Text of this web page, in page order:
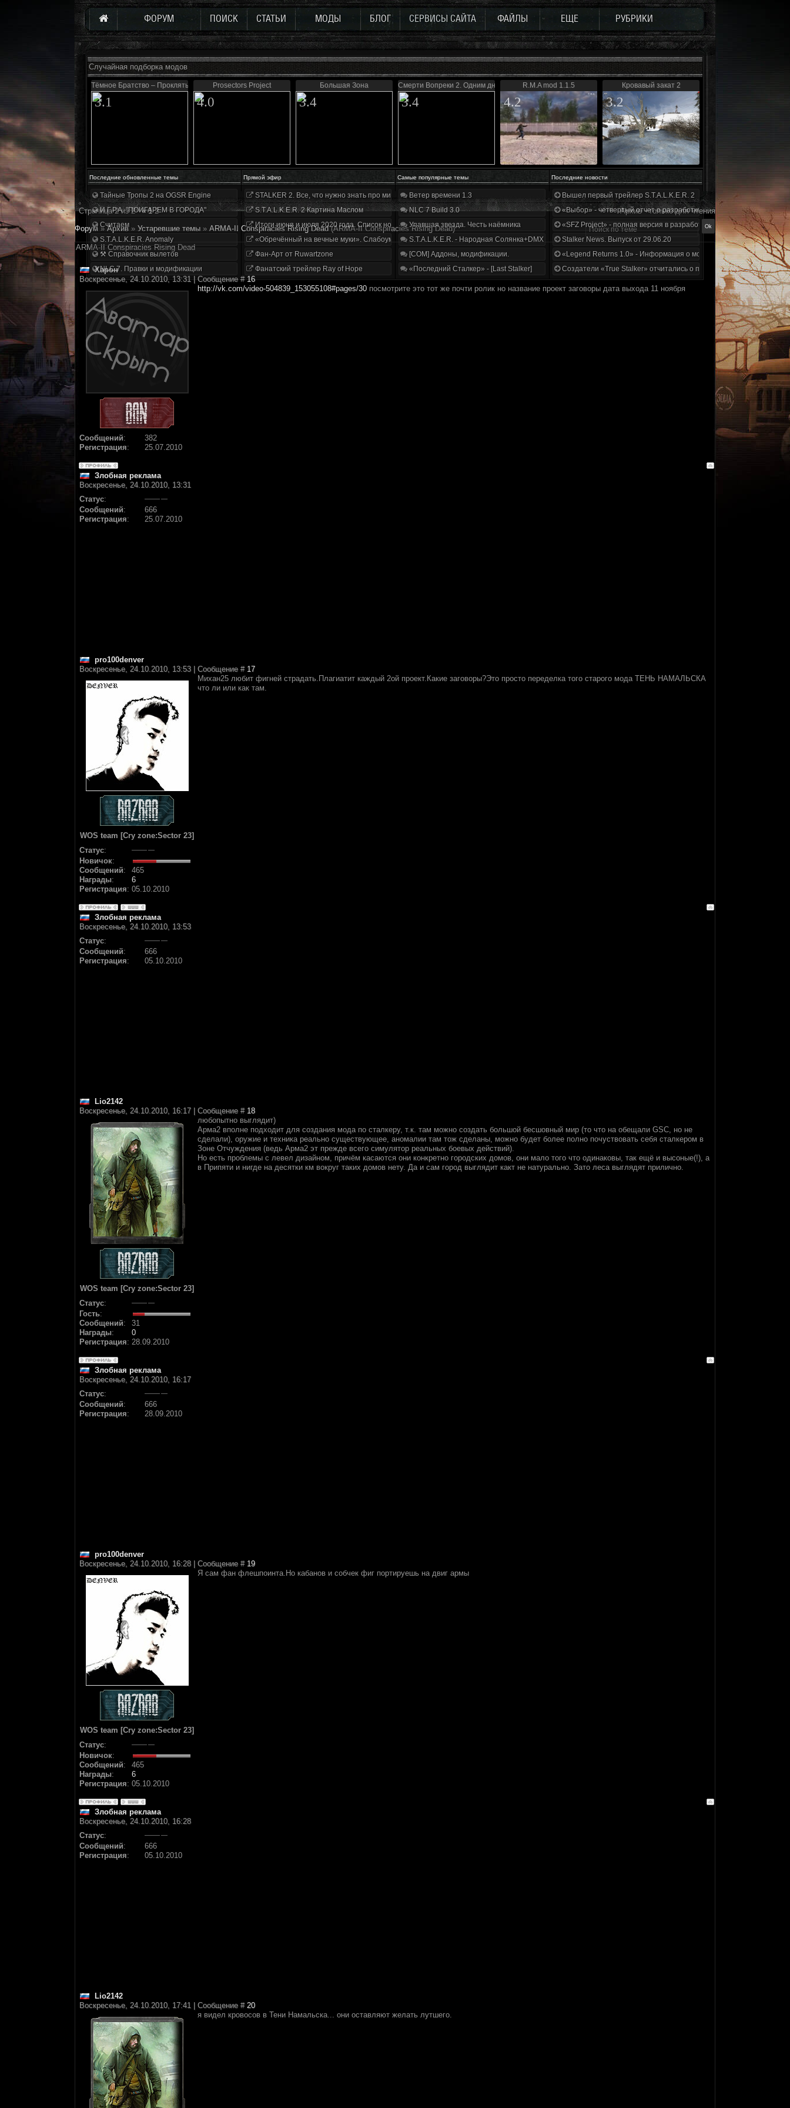
ФОРУМ ПОИСК СТАТЬИ МОДЫ БЛОГ СЕРВИСЫ САЙТА ФАЙЛЫ ЕЩЕ РУБРИКИ
Случайная подборка модов
Тёмное Братство – Проклятые Зоной
3.1
Prosectors Project
4.0
Большая Зона
3.4
Смерти Вопреки 2. Одним днем живу
3.4
R.M.A mod 1.1.5
4.2
Кровавый закат 2
3.2
Последние обновленные темы Прямой эфир Самые популярные темы Последние новости
Тайные Тропы 2 на OGSR Engine
И.Г.Р.А. "ПОИГАРЕМ В ГОРОДА"
Считаем
S.T.A.L.K.E.R. Anomaly
⚒ Справочник вылетов
NLC 7. Правки и модификации
STALKER 2. Все, что нужно знать про мир, геймплей и сюжет | Разбор трейлера
S.T.A.L.K.E.R. 2 Картина Маслом
Итоги июня и июля 2020 года. Список нововведений
«Обречённый на вечные муки». Слабоумие и отвага
Фан-Арт от Ruwartzone
Фанатский трейлер Ray of Hope
Ветер времени 1.3
NLC 7 Build 3.0
Упавшая звезда. Честь наёмника
S.T.A.L.K.E.R. - Народная Солянка+DMX 1.3.5.ООП.МА.К.
[COM] Аддоны, модификации.
«Последний Сталкер» - [Last Stalker]
Вышел первый трейлер S.T.A.L.K.E.R. 2
«Выбор» - четвертый отчет о разработке!
«SFZ Project» - полная версия в разработке!
Stalker News. Выпуск от 29.06.20
«Legend Returns 1.0» - Информация о моде за июнь 2020
Создатели «True Stalker» отчитались о проделанной работе
Страница2из2 « 1 2
Архив - только для чтения
Форум » Архив » Устаревшие темы » ARMA-II Conspiracies Rising Dead (ARMA-II Conspiracies Rising Dead)
ARMA-II Conspiracies Rising Dead
Харон
Воскресенье, 24.10.2010, 13:31 | Сообщение #16
Сообщений:
382
Регистрация: 25.07.2010
http://vk.com/video-504839_153055108#pages/30 посмотрите это тот же почти ролик но название проект заговоры дата выхода 11 ноября
Злобная реклама
Воскресенье, 24.10.2010, 13:31
Статус:
Сообщений:
666
Регистрация: 25.07.2010
pro100denver
Воскресенье, 24.10.2010, 13:53 | Сообщение # 17
WOS team [Cry zone:Sector 23]
Статус:
Новичок:
Сообщений:
465
Награды:
6
Регистрация: 05.10.2010
Михан25 любит фигней страдать.Плагиатит каждый 2ой проект.Какие заговоры?Это просто переделка того старого мода ТЕНЬ НАМАЛЬСКА
что ли или как там.
Злобная реклама
Воскресенье, 24.10.2010, 13:53
Статус:
Сообщений:
666
Регистрация: 05.10.2010
Lio2142
Воскресенье, 24.10.2010, 16:17 | Сообщение # 18
WOS team [Cry zone:Sector 23]
Статус:
Гость:
Сообщений:
31
Награды:
0
Регистрация: 28.09.2010
любопытно выглядит)
Арма2 вполне подходит для создания мода по сталкеру, т.к. там можно создать большой бесшовный мир (то что на обещали GSC, но не
сделали), оружие и техника реально существующее, аномалии там тож сделаны, можно будет более полно почуствовать себя сталкером в
Зоне Отчуждения (ведь Арма2 эт прежде всего симулятор реальных боевых действий).
Но есть проблемы с левел дизайном, причём касаются они конкретно городских домов, они мало того что одинаковы, так ещё и высоные(!), а
в Припяти и нигде на десятки км вокруг таких домов нету. Да и сам город выглядит какт не натурально. Зато леса выглядят прилично.
Злобная реклама
Воскресенье, 24.10.2010, 16:17
Статус:
Сообщений:
666
Регистрация: 28.09.2010
pro100denver
Воскресенье, 24.10.2010, 16:28 | Сообщение # 19
WOS team [Cry zone:Sector 23]
Статус:
Новичок:
Сообщений:
465
Награды:
6
Регистрация: 05.10.2010
Я сам фан флешпоинта.Но кабанов и собчек фиг портируешь на двиг армы
Злобная реклама
Воскресенье, 24.10.2010, 16:28
Статус:
Сообщений:
666
Регистрация: 05.10.2010
Lio2142
Воскресенье, 24.10.2010, 17:41 | Сообщение # 20
я видел кровосов в Тени Намальска... они оставляют желать лутшего.